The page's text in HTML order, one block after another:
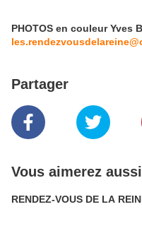
PHOTOS en couleur Yves
Partager
Vous aimerez aussi
RENDEZ-VOUS DE LA